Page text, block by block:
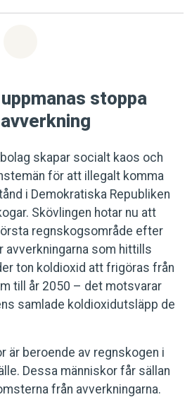
stoppa
skapar socialt kaos och
för att illegalt komma
i Demokratiska Republiken
Skövlingen hotar nu att
regnskogsområde efter
avverkningarna som hittills
ton koldioxid att frigöras från
till år 2050 – det motsvarar
samlade koldioxidutsläpp de
är beroende av regnskogen i
Dessa människor får sällan
från avverkningarna.